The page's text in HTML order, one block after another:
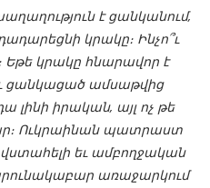
է ցանկանում,
կրակը։ Ինչո՞ւ
Եթե կրակը հնարավոր է
ցանկացած ամսաթվից
լինի իրական, այլ ոչ թե
Ուկրաինան պատրաստ
եւ ամբողջական
առաջարկում